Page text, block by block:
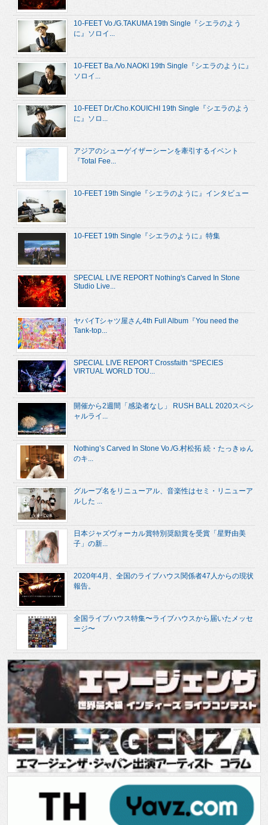
10-FEET Vo./G.TAKUMA 19th Single『シエラのよう
に』ソロイ...
10-FEET Ba./Vo.NAOKI 19th Single『シエラのように』
ソロイ...
10-FEET Dr./Cho.KOUICHI 19th Single『シエラのよう
に』ソロ...
アジアのシューゲイザーシーンを牽引するイベント
『Total Fee...
10-FEET 19th Single『シエラのように』インタビュー
10-FEET 19th Single『シエラのように』特集
SPECIAL LIVE REPORT Nothing's Carved In Stone
Studio Live...
ヤバイTシャツ屋さん4th Full Album『You need the
Tank-top...
SPECIAL LIVE REPORT Crossfaith “SPECIES
VIRTUAL WORLD TOU...
開催から2週間「感染者なし」 RUSH BALL 2020スペシ
ャルライ...
Nothing’s Carved In Stone Vo./G.村松拓 続・たっきゅん
のキ...
グループ名をリニューアル、音楽性はセミ・リニューア
ルした ...
日本ジャズヴォーカル賞特別奨励賞を受賞「星野由美
子」の新...
2020年4月、全国のライブハウス関係者47人からの現状
報告。
全国ライブハウス特集〜ライブハウスから届いたメッセ
ージ〜